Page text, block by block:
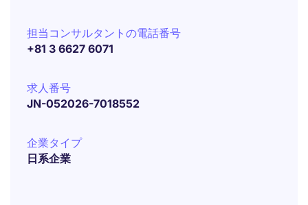
担当コンサルタントの電話番号
+81 3 6627 6071
求人番号
JN-052026-7018552
企業タイプ
日系企業